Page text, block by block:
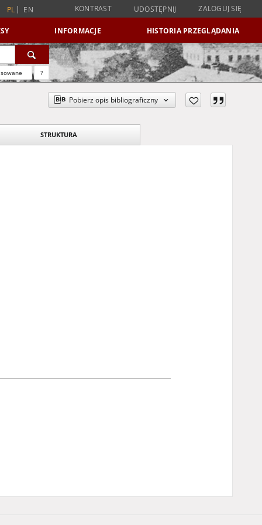
PL EN KONTRAST UDOSTĘPNIJ ZALOGUJ SIĘ
INFORMACJE HISTORIA PRZEGLĄDANIA
?
Pobierz opis bibliograficzny
STRUKTURA